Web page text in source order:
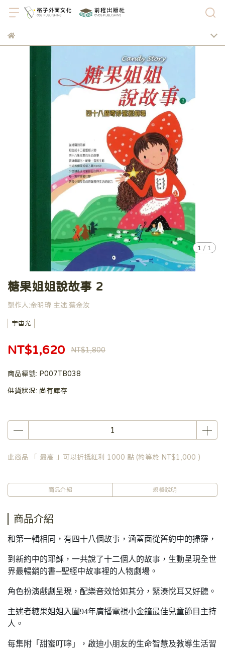
1 / 1
糖果姐姐說故事 2
製作人:金明瑋 主述:蔡金汝
宇宙光
NT$1,620 NT$1,800
商品編號: P007TB038
供貨狀況: 尚有庫存
此商品 「 最高 」可以折抵紅利 1000 點 (約等於 NT$1,000 )
商品介紹 規格說明
商品介紹
和第一輯相同，有四十八個故事，涵蓋面從舊約中的掃羅，
到新約中的耶穌，一共說了十二個人的故事，生動呈現全世
界最暢銷的書─聖經中故事裡的人物劇場。
角色扮演戲劇呈現，配樂音效恰如其分，緊湊悅耳又好聽。
主述者糖果姐姐入圍94年廣播電視小金鐘最佳兒童節目主持
人。
每集附「甜蜜叮嚀」，啟迪小朋友的生命智慧及教導生活習